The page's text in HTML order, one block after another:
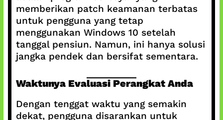
memberikan patch keamanan terbatas
untuk pengguna yang tetap
menggunakan Windows 10 setelah
tanggal pensiun. Namun, ini hanya solusi
jangka pendek dan bersifat sementara.
Waktunya Evaluasi Perangkat Anda
Dengan tenggat waktu yang semakin
dekat, pengguna disarankan untuk